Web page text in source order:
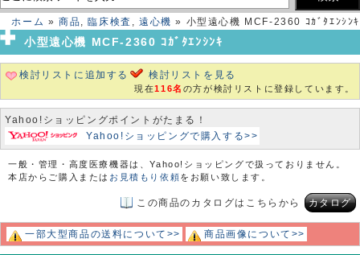
ホーム » 商品, 臨床検査 , 遠心機 » 小型遠心機 MCF-2360 ｺｶﾞﾀｴﾝｼﾝｷ
小型遠心機 MCF-2360 ｺｶﾞﾀｴﾝｼﾝｷ
検討リストに追加する 検討リストを見る
現在116名 の方が検討リストに登録しています。
Yahoo!ショッピングポイントがたまる！
Yahoo!ショッピングで購入する>>
一般・管理・高度医療機器は、Yahoo!ショッピングで扱っておりません。
本店からご購入または お見積もり依頼をお願い致します。
この商品のカタログはこちらから カタログ
一部大型商品の送料について>> 商品画像について>>